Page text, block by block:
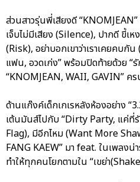
ส่วนสาวรุ่นพี่เสียงดี
เจ็บไม่มีเสียง (Silence), ปากดี ขี้เห
(Risk), อย่าบอกเขาว่าเราเคยคบกั
แฟน, อวดเก่ง” พร้อมปิดท้ายด้วย “
“KNOMJEAN, WAII, GAVIN” ค
ด้านแก๊งค์เด็กเกเรหลังห้องอย่าง
เต้นมันส์ไปกับ “Dirty Party, แค่ที่
Flag), มีอีกไหม (Want More
FANG KAEW” มา feat. ในเพลง
ทำให้ทุกคนโยกตามใน “เขย่า